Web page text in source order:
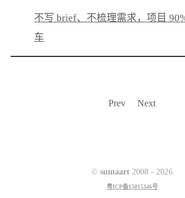
不写 brief、不梳理需求，项目
车
Prev Next
© sumaart 2008 - 2026
粤ICP备15015346号